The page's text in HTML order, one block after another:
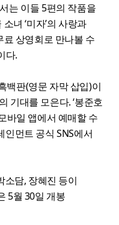
는 이들 5편의 작품을
녀 ‘미자’의 사랑과
료 상영회로 만나볼 수
다.
백판(영문 자막 삽입)이
기대를 모은다. ‘봉준호
바일 앱에서 예매할 수
인먼트 공식 SNS에서
소담, 장혜진 등이
5월 30일 개봉